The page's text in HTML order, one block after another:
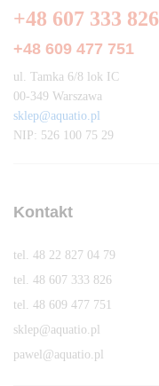
+48 607 333 826
+48 609 477 751
ul. Tamka 6/8 lok IC
00-349 Warszawa
sklep@aquatio.pl
NIP: 526 100 75 29
Kontakt
tel. 48 22 827 04 79
tel. 48 607 333 826
tel. 48 609 477 751
sklep@aquatio.pl
pawel@aquatio.p